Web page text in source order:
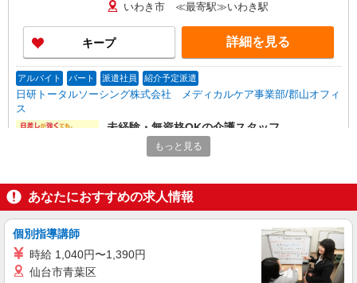
いわき市 ≪最寄駅≫いわき駅
キープ 詳細を見る
アルバイト パート 派遣社員 紹介予定派遣
日研トータルソーシング株式会社 メディカルケア事業部/郡山オフィ
ス
未経験・無資格OKの介護スタッフ
時給1,200円〜1,300円 ★週払いOK（規定あ
福島県いわき市 【最寄駅】JR常磐線・磐越東
線「いわき」駅 ★勤務地は3000ヶ所以上★ 自宅
から通いやすいエリアなど、お好きな勤務地をお
詳細を見る
派遣社員
もっと見る
あなたにおすすめの求人情報
個別指導講師
時給 1,040円〜1,390円
仙台市青葉区